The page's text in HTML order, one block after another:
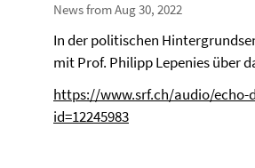
News from Aug 30, 2022
In der politischen
mit Prof. Philipp Lepenies über
https://www.srf.ch/audio/echo-
id=12245983